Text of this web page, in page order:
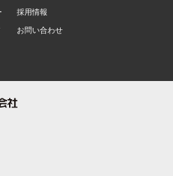
採用情報
お問い合わせ